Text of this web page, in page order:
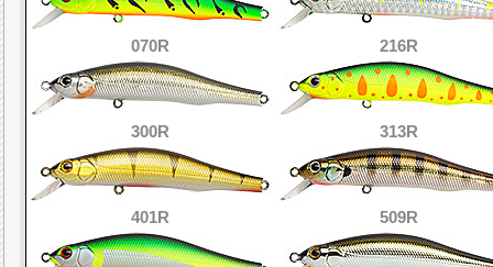
070R 216R
300R 313R
401R 509R